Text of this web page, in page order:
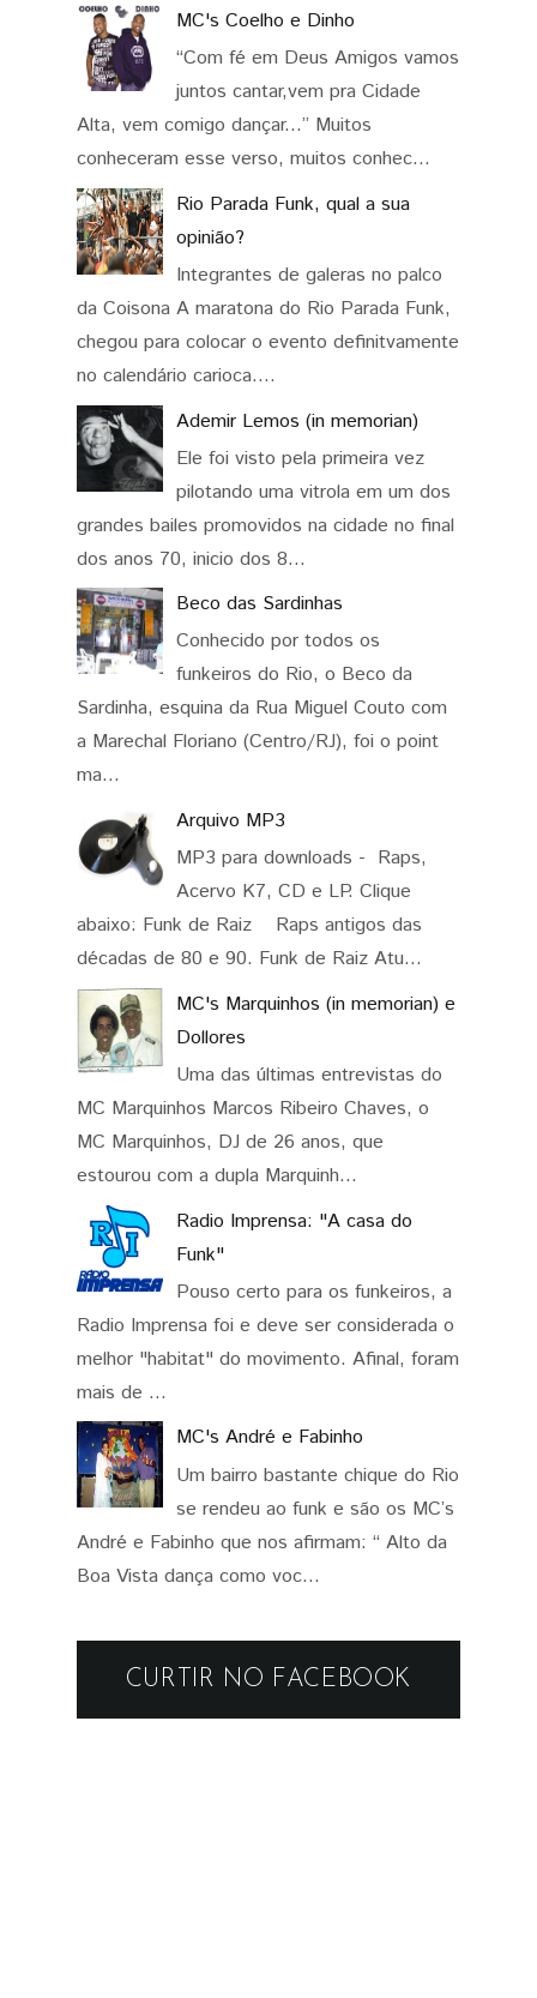
MC's Coelho e Dinho
“Com fé em Deus Amigos vamos
juntos cantar,vem pra Cidade
Alta, vem comigo dançar...” Muitos
conheceram esse verso, muitos conhec...
Rio Parada Funk, qual a sua
opinião?
Integrantes de galeras no palco
da Coisona A maratona do Rio Parada Funk,
chegou para colocar o evento definitvamente
no calendário carioca....
Ademir Lemos (in memorian)
Ele foi visto pela primeira vez
pilotando uma vitrola em um dos
grandes bailes promovidos na cidade no final
dos anos 70, inicio dos 8...
Beco das Sardinhas
Conhecido por todos os
funkeiros do Rio, o Beco da
Sardinha, esquina da Rua Miguel Couto com
a Marechal Floriano (Centro/RJ), foi o point
ma...
Arquivo MP3
MP3 para downloads - Raps,
Acervo K7, CD e LP. Clique
abaixo: Funk de Raiz Raps antigos das
décadas de 80 e 90. Funk de Raiz Atu...
MC's Marquinhos (in memorian) e
Dollores
Uma das últimas entrevistas do
MC Marquinhos Marcos Ribeiro Chaves, o
MC Marquinhos, DJ de 26 anos, que
estourou com a dupla Marquinh...
Radio Imprensa: "A casa do
Funk"
Pouso certo para os funkeiros, a
Radio Imprensa foi e deve ser considerada o
melhor "habitat" do movimento. Afinal, foram
mais de ...
MC's André e Fabinho
Um bairro bastante chique do Rio
se rendeu ao funk e são os MC’s
André e Fabinho que nos afirmam: “ Alto da
Boa Vista dança como voc...
CURTIR NO FACEBOOK